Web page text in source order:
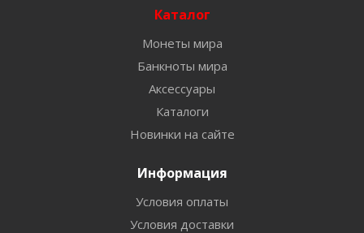
Каталог
Монеты мира
Банкноты мира
Аксессуары
Каталоги
Новинки на сайте
Информация
Условия оплаты
Условия доставки